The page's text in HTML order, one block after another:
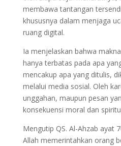
membawa tantangan
khususnya dalam menjaga
ruang digital.
Ia menjelaskan bahwa
hanya terbatas pada apa
mencakup apa yang ditulis,
melalui media sosial. Oleh
unggahan, maupun pesan
konsekuensi moral dan
Mengutip QS. Al-Ahzab ayat
Allah memerintahkan orang